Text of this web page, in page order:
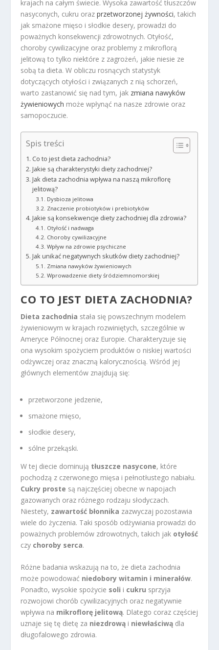
krajach na całym świecie. Wysoka zawartość tłuszczów
nasyconych, cukru orazprzetworzonej żywności, takich
jak smażone mięso i słodkie desery, prowadzi do
poważnych konsekwencji zdrowotnych. Otyłość,
choroby cywilizacyjne oraz problemy z mikroflorą
jelitową to tylko niektóre z zagrożeń, jakie niesie ze
sobą ta dieta. W obliczu rosnących statystyk
dotyczących otyłości i związanych z nią schorzeń,
warto zastanowić się nad tym, jak zmiana nawyków
żywieniowych może wpłynąć na nasze zdrowie oraz
samopoczucie.
Spis treści
Co to jest dieta zachodnia?
Jakie są charakterystyki diety zachodniej?
Jak dieta zachodnia wpływa na naszą mikroflorę
jelitową?
Dysbioza jelitowa
Znaczenie probiotyków i prebiotyków
Jakie są konsekwencje diety zachodniej dla zdrowia?
Otyłość i nadwaga
Choroby cywilizacyjne
Wpływ na zdrowie psychiczne
Jak unikać negatywnych skutków diety zachodniej?
Zmiana nawyków żywieniowych
Wprowadzenie diety śródziemnomorskiej
CO TO JEST DIETA ZACHODNIA?
Dieta zachodnia stała się powszechnym modelem
żywieniowym w krajach rozwiniętych, szczególnie w
Ameryce Północnej oraz Europie. Charakteryzuje się
ona wysokim spożyciem produktów o niskiej wartości
odżywczej oraz znaczną kalorycznością. Wśród jej
głównych elementów znajdują się:
przetworzone jedzenie,
smażone mięso,
słodkie desery,
sólne przekąski.
W tej diecie dominują tłuszcze nasycone, które
pochodzą z czerwonego mięsa i pełnotłustego nabiału.
Cukry proste są najczęściej obecne w napojach
gazowanych oraz różnego rodzaju słodyczach.
Niestety, zawartość błonnika zazwyczaj pozostawia
wiele do życzenia. Taki sposób odżywiania prowadzi do
poważnych problemów zdrowotnych, takich jak otyłość
czy choroby serca.
Różne badania wskazują na to, że dieta zachodnia
może powodować niedobory witamin i minerałów.
Ponadto, wysokie spożycie soli i cukru sprzyja
rozwojowi chorób cywilizacyjnych oraz negatywnie
wpływa na mikroflorę jelitową. Dlatego coraz częściej
uznaje się tę dietę za niezdrową i niewłaściwą dla
długofalowego zdrowia.